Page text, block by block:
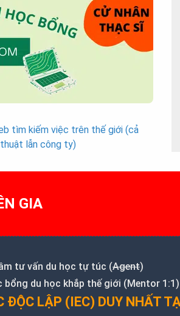
tìm kiếm việc trên thế giới (cả
lẫn công ty)
GIA
tư vấn du học tự túc (Agent)
bổng du học khắp thế giới (Mentor 1:1)
ĐỘC LẬP (IEC) DUY NHẤT